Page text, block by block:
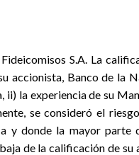
S.A. La
accionista, Banco de la
la experiencia de su
se consideró el
y donde la mayor parte
de la calificación de su